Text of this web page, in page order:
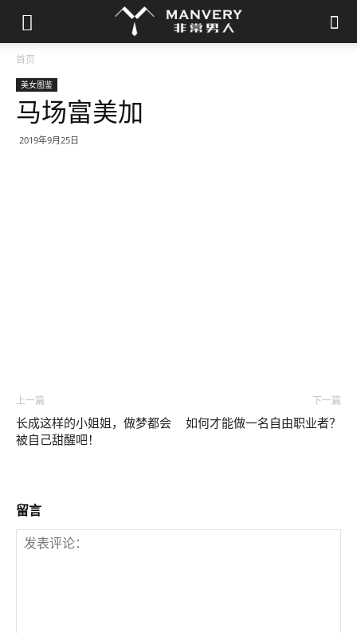
首页
美女图鉴
马场富美加
2019年9月25日
上一篇
长成这样的小姐姐，做梦都会
被自己甜醒吧！
下一篇
如何才能做一名自由职业者？
留言